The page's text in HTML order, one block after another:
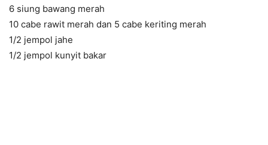
6 siung bawang merah
10 cabe rawit merah dan 5 cabe keriting merah
1/2 jempol jahe
1/2 jempol kunyit bakar